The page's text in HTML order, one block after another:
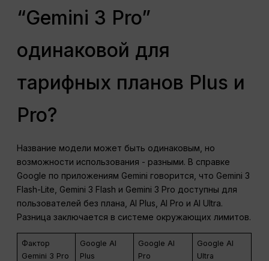
“Gemini 3 Pro”
одинаковой для
тарифных планов Plus и
Pro?
Название модели может быть одинаковым, но
возможности использования - разными. В справке
Google по приложениям Gemini говорится, что Gemini 3
Flash-Lite, Gemini 3 Flash и Gemini 3 Pro доступны для
пользователей без плана, AI Plus, AI Pro и AI Ultra.
Разница заключается в системе окружающих лимитов.
Фактор
Gemini 3 Pro
Google AI
Plus
Google AI
Pro
Google AI
Ultra